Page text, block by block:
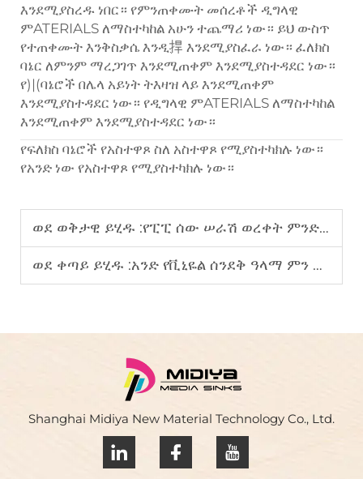
እንደሚያስረዱ ነበር። የምንጠቀሙት መሰረቶች ዲግላዊ
ምATERIALS ለማስተካከል አሁን ተጨማሪ ነው። ይህ ውስጥ
የተጠቀሙት እንቅስቃሴ እንዲ捍 እንደሚያስፈራ ነው። ፈለክስ
ባኔር ለምንም ማረጋገጥ እንደሚጠቀም እንደሚያስተዳደር ነው።
የ)|(ባኔሮች በሌላ አይነት ትእዛዝ ላይ እንደሚጠቀም
እንደሚያስተዳደር ነው። የዲግላዊ ምATERIALS ለማስተካከል
እንደሚጠቀም እንደሚያስተዳደር ነው።
የፍለክስ ባኔሮች የአስተዋጾ ስለ አስተዋጾ የሚያስተካክሉ ነው።
የአንድ ነው የአስተዋጾ የሚያስተካክሉ ነው።
ወደ ወቅታዊ ይሂዱ :የፒፒ ሰው ሠራሽ ወረቀት ምንድን ነው?
ወደ ቀጣይ ይሂዱ :አንድ የቪኒዬል ሰንደቅ ዓላማ ምን ያህል ጊዜ ይሠራል?
Shanghai Midiya New Material Technology Co., Ltd.